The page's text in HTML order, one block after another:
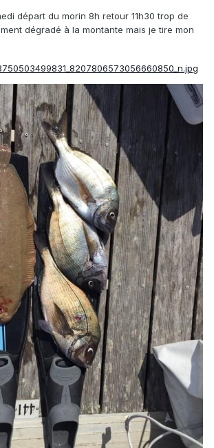
départ du morin 8h retour 11h30 trop de
dégradé à la montante mais je tire mon